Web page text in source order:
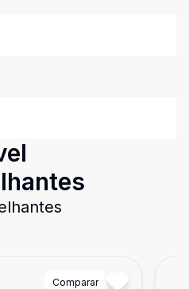
Comparar